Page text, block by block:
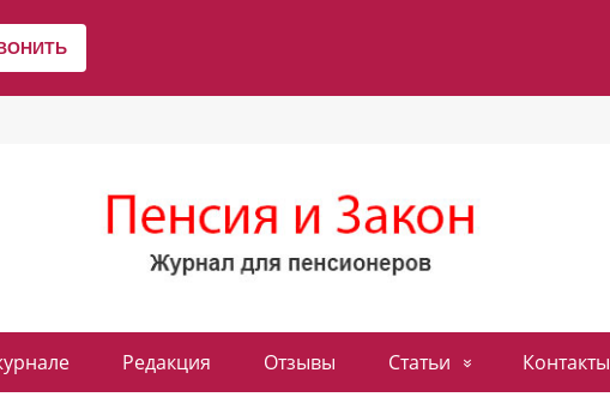
Редакция Отзывы Статьи Контакты